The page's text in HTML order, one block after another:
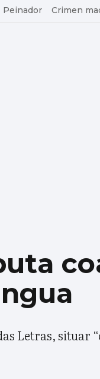
Peinador Crimen
Letras,